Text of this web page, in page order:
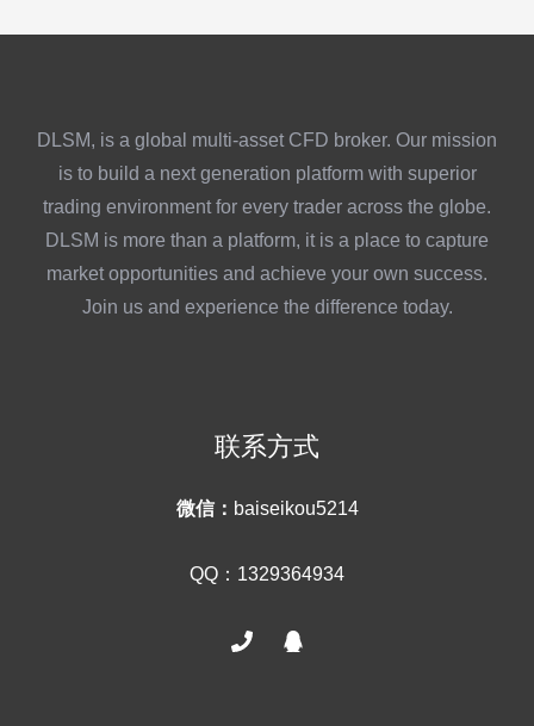
DLSM, is a global multi-asset CFD broker. Our mission
is to build a next generation platform with superior
trading environment for every trader across the globe.
DLSM is more than a platform, it is a place to capture
market opportunities and achieve your own success.
Join us and experience the difference today.
联系方式
微信： baiseikou5214
QQ：1329364934